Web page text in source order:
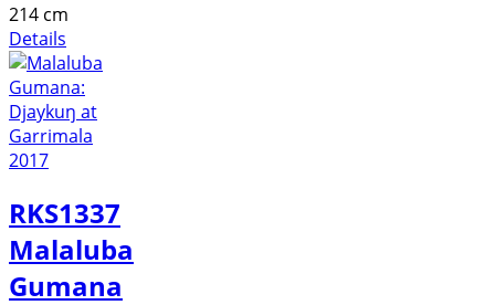
214 cm
Details
RKS1337
Malaluba
Gumana